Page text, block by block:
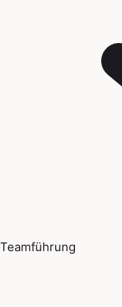
Teamführung